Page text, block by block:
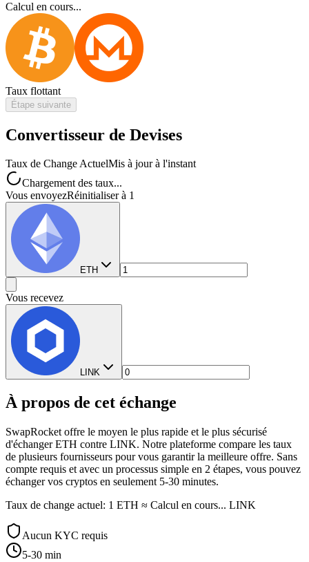
Calcul en cours...
Taux flottant
Étape suivante
Convertisseur de Devises
Taux de Change ActuelMis à jour à l'instant
Chargement des taux...
Vous envoyezRéinitialiser à 1
ETH
Vous recevez
LINK
À propos de cet échange
SwapRocket offre le moyen le plus rapide et le plus sécurisé
d'échanger ETH contre LINK. Notre plateforme compare les taux
de plusieurs fournisseurs pour vous garantir la meilleure offre. Sans
compte requis et avec un processus simple en 2 étapes, vous pouvez
échanger vos cryptos en seulement 5-30 minutes.
Taux de change actuel: 1 ETH ≈ Calcul en cours... LINK
Aucun KYC requis
5-30 min